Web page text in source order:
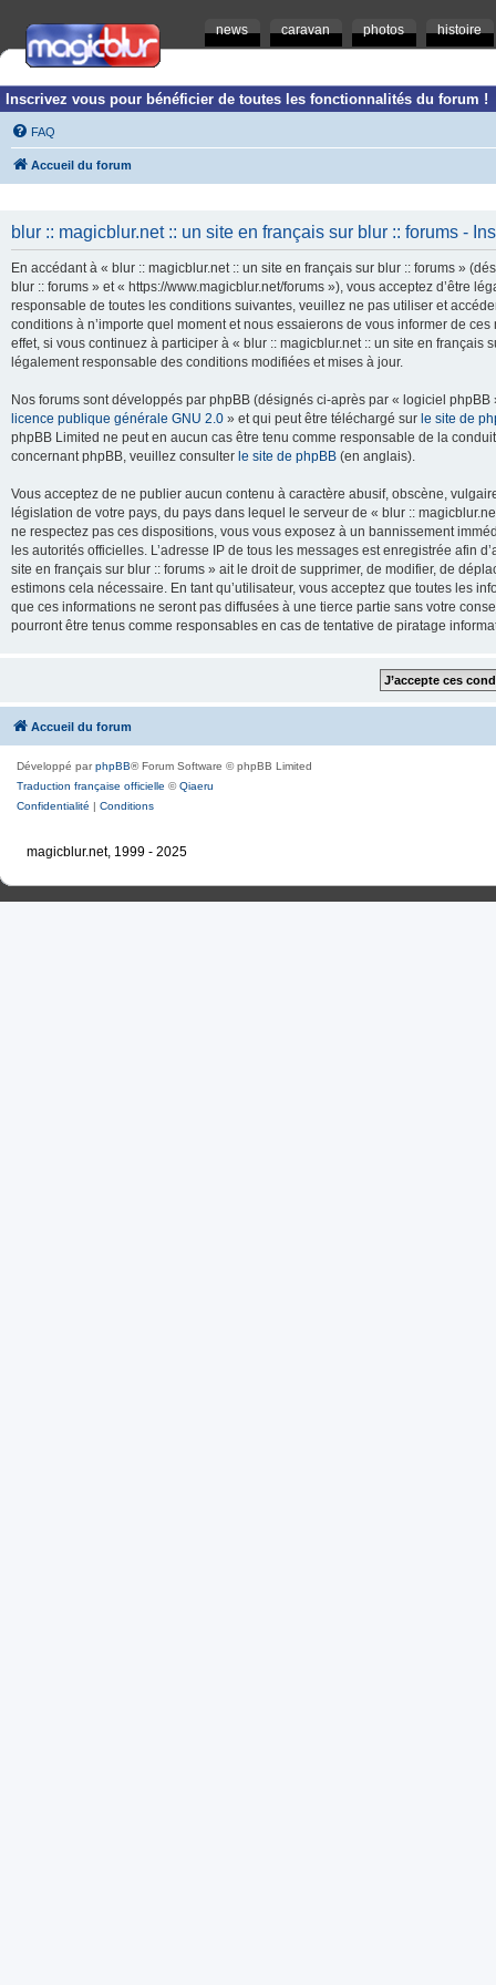
news caravan photos histoire
Inscrivez vous pour bénéficier de toutes les fonctionnalités du forum !
FAQ
Accueil du forum
blur :: magicblur.net :: un site en français sur blur :: forums -
En accédant à « blur :: magicblur.net :: un site en français sur blur :: forums »
blur :: forums » et « https://www.magicblur.net/forums »), vous acceptez d’être
responsable de toutes les conditions suivantes, veuillez ne pas utiliser et
conditions à n’importe quel moment et nous essaierons de vous informer de
effet, si vous continuez à participer à « blur :: magicblur.net :: un site en
légalement responsable des conditions modifiées et mises à jour.
Nos forums sont développés par phpBB (désignés ci-après par « logiciel
licence publique générale GNU 2.0 » et qui peut être téléchargé sur le site de
phpBB Limited ne peut en aucun cas être tenu comme responsable de la
concernant phpBB, veuillez consulter le site de phpBB (en anglais).
Vous acceptez de ne publier aucun contenu à caractère abusif, obscène,
législation de votre pays, du pays dans lequel le serveur de « blur ::
ne respectez pas ces dispositions, vous vous exposez à un bannissement
les autorités officielles. L’adresse IP de tous les messages est enregistrée afin
site en français sur blur :: forums » ait le droit de supprimer, de modifier, de
estimons cela nécessaire. En tant qu’utilisateur, vous acceptez que toutes les
que ces informations ne seront pas diffusées à une tierce partie sans votre
pourront être tenus comme responsables en cas de tentative de piratage
Accueil du forum
Développé parphpBB® Forum Software © phpBB Limited
Traduction française officielle ©Qiaeru
Confidentialité | Conditions
magicblur.net, 1999 - 2025